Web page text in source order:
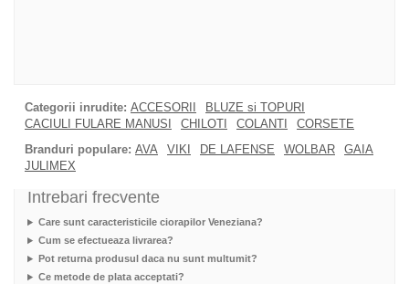
Categorii inrudite: ACCESORII
BLUZE si TOPURI
CACIULI FULARE MANUSI
CHILOTI COLANTI
CORSETE
Branduri populare: AVA VIKI DE LAFENSE WOLBAR
GAIA
JULIMEX
Intrebari frecvente
Care sunt caracteristicile ciorapilor Veneziana?
Cum se efectueaza livrarea?
Pot returna produsul daca nu sunt multumit?
Ce metode de plata acceptati?